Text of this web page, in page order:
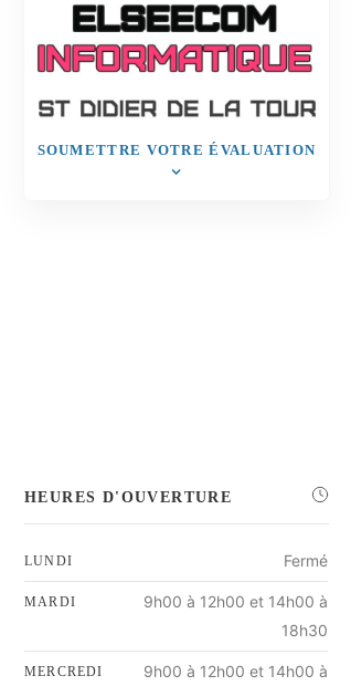
SOUMETTRE VOTRE ÉVALUATION
HEURES D'OUVERTURE
LUNDI Fermé
MARDI
9h00 à 12h00 et 14h00 à
18h30
MERCREDI 9h00 à 12h00 et 14h00 à